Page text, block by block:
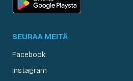
SEURAA MEITÄ
Facebook
Instagram